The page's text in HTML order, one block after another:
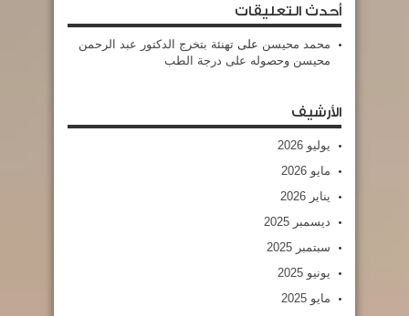
أحدث التعليقات
محمد محيسن على تهنئة بتخرج الدكتور عبد الرحمن
محيسن وحصوله على درجة الطب
الأرشيف
يوليو 2026
مايو 2026
يناير 2026
ديسمبر 2025
سبتمبر 2025
يونيو 2025
مايو 2025